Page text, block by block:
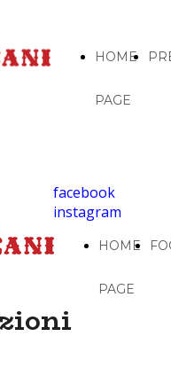
HOME
PAGE
facebook
instagram
HOME
PAGE